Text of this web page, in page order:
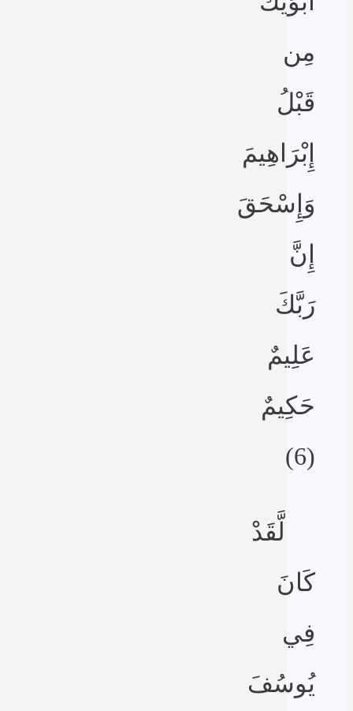
مِن
قَبْلُ
إِبْرَاهِيمَ
وَإِسْحَقَ
إِنَّ
رَبَّكَ
عَلِيمٌ
حَكِيمٌ
(6)
لَّقَدْ
كَانَ
فِي
يُوسُفَ